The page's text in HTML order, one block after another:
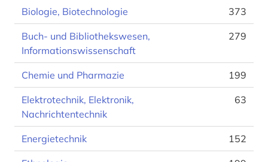
Biologie, Biotechnologie 373
Buch- und Bibliothekswesen,
Informationswissenschaft
279
Chemie und Pharmazie 199
Elektrotechnik, Elektronik,
Nachrichtentechnik
63
Energietechnik 152